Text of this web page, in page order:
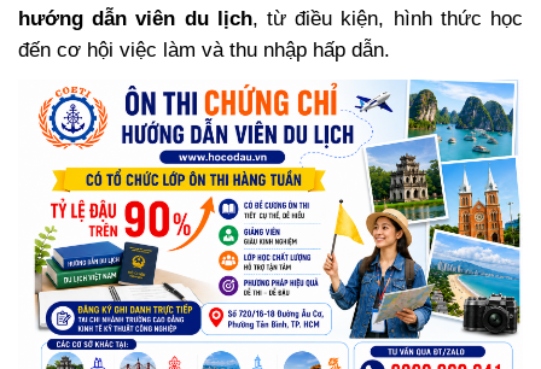
hướng dẫn viên du lịch, từ điều kiện, hình thức học
đến cơ hội việc làm và thu nhập hấp dẫn.